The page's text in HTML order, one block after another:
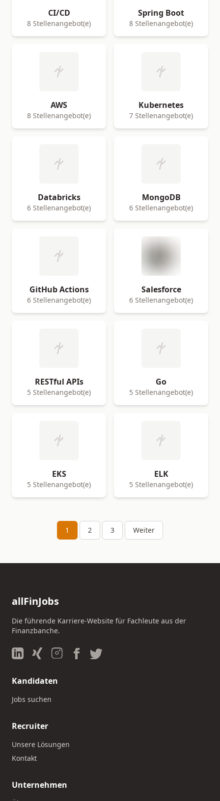
CI/CD
8 Stellenangebot(e)
Spring Boot
8 Stellenangebot(e)
AWS
8 Stellenangebot(e)
Kubernetes
7 Stellenangebot(e)
Databricks
6 Stellenangebot(e)
MongoDB
6 Stellenangebot(e)
GitHub Actions
6 Stellenangebot(e)
Salesforce
6 Stellenangebot(e)
RESTful APIs
5 Stellenangebot(e)
Go
5 Stellenangebot(e)
EKS
5 Stellenangebot(e)
ELK
5 Stellenangebot(e)
1 2 3 Weiter
allFinJobs
Die führende Karriere-Website für Fachleute aus der
Finanzbanche.
Kandidaten
Jobs suchen
Recruiter
Unsere Lösungen
Kontakt
Unternehmen